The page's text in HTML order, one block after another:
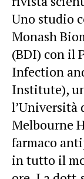
Uno studio
Monash
(BDI) con il
Infection
Institute),
l’Università
Melbourne
farmaco
in tutto il